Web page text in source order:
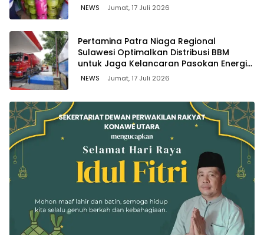
NEWS Jumat, 17 Juli 2026
Pertamina Patra Niaga Regional
Sulawesi Optimalkan Distribusi BBM
untuk Jaga Kelancaran Pasokan Energi
di Seluruh Wilayah Sulawesi
NEWS Jumat, 17 Juli 2026